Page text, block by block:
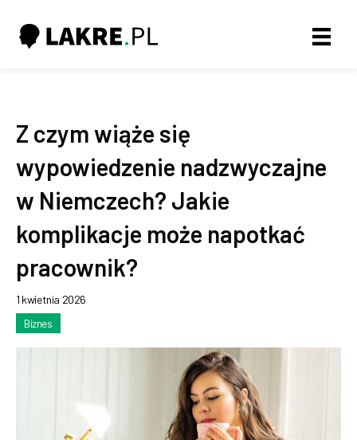
Z czym wiąże się
wypowiedzenie nadzwyczajne
w Niemczech? Jakie
komplikacje może napotkać
pracownik?
1 kwietnia 2026
Biznes